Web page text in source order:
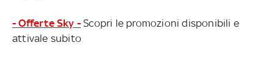
- Offerte Sky - Scopri le promozioni disponibili e
attivale subito